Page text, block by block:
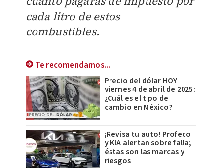
cada litro de estos
combustibles.
Te recomendamos...
Precio del dólar HOY
viernes 4 de abril de 2025:
¿Cuál es el tipo de
cambio en México?
¡Revisa tu auto! Profeco
y KIA alertan sobre falla;
éstas son las marcas y
riesgos